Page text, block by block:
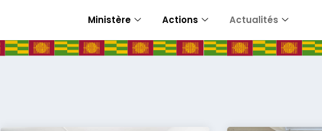
Ministère Actions Actualités